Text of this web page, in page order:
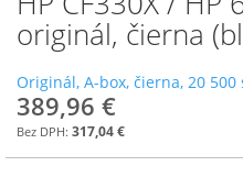
originál, čierna
Originál, A-box, čierna, 20 500
389,96 €
317,04 €
na
začiatok
obrázkov